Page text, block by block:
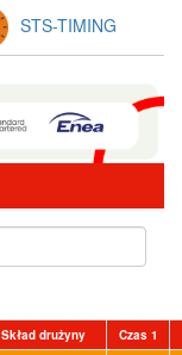
STS-TIMING
Skład drużyny Czas 1